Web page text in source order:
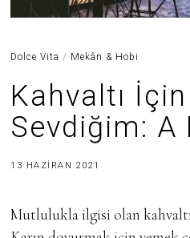
Dolce Vita / Mekân & Hobi
Kahvaltı
Sevdiğim: A
13 HAZIRAN 2021
Z
Mutlulukla ilgisi olan